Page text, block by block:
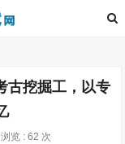
挖掘工，以专
浏览 : 62 次